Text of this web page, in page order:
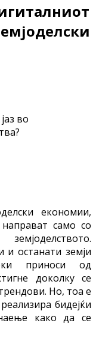
економии,
само со
и останати земји
приноси од
доколку се
Но, тоа е
бидејќи
како да се